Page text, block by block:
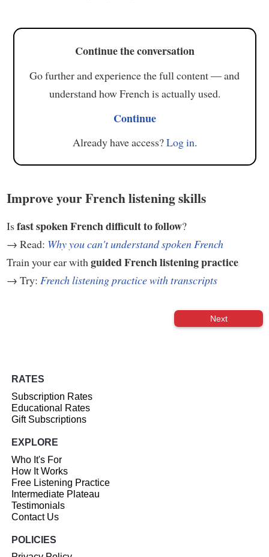
Continue the conversation
Go further and experience the full content — and
understand how French is actually used.
Continue
Already have access?Log in.
Improve your French listening skills
Isfast spoken French difficult to follow?
→ Read: Why you can't understand spoken French
Train your ear with guided French listening practice
→ Try: French listening practice with transcripts
Next
RATES
Subscription Rates
Educational Rates
Gift Subscriptions
EXPLORE
Who It's For
How It Works
Free Listening Practice
Intermediate Plateau
Testimonials
Contact Us
POLICIES